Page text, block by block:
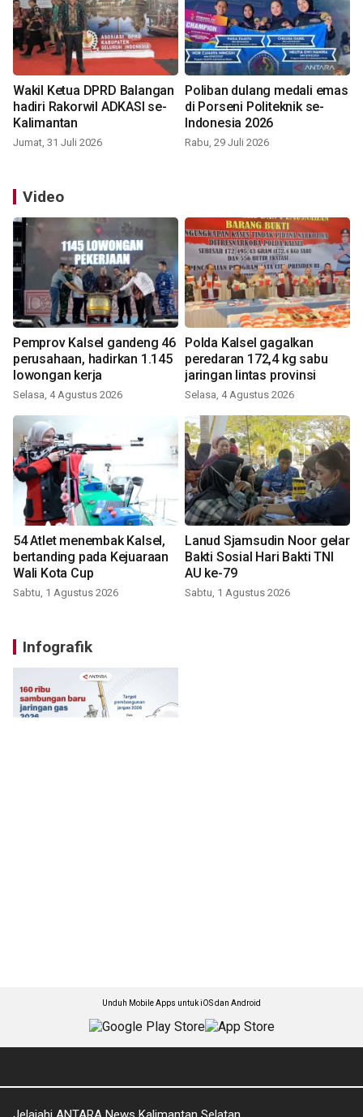
Wakil Ketua DPRD Balangan
hadiri Rakorwil ADKASI se-
Kalimantan
Jumat, 31 Juli 2026
Poliban dulang medali emas
di Porseni Politeknik se-
Indonesia 2026
Rabu, 29 Juli 2026
Video
Pemprov Kalsel gandeng 46
perusahaan, hadirkan 1.145
lowongan kerja
Selasa, 4 Agustus 2026
Polda Kalsel gagalkan
peredaran 172,4 kg sabu
jaringan lintas provinsi
Selasa, 4 Agustus 2026
54 Atlet menembak Kalsel,
bertanding pada Kejuaraan
Wali Kota Cup
Sabtu, 1 Agustus 2026
Lanud Sjamsudin Noor gelar
Bakti Sosial Hari Bakti TNI
AU ke-79
Sabtu, 1 Agustus 2026
Infografik
Unduh Mobile Apps untuk iOS dan Android